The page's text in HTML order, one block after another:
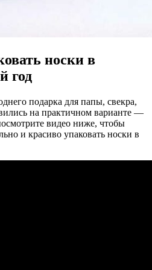
носки в
год
подарка для папы, свекра,
на практичном варианте —
видео ниже, чтобы
и красиво упаковать носки в